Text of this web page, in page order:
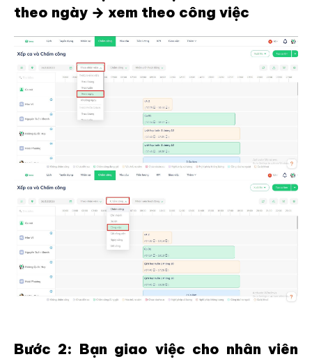
theo ngày → xem theo công việc
Bước 2: Bạn giao việc cho nhân viên